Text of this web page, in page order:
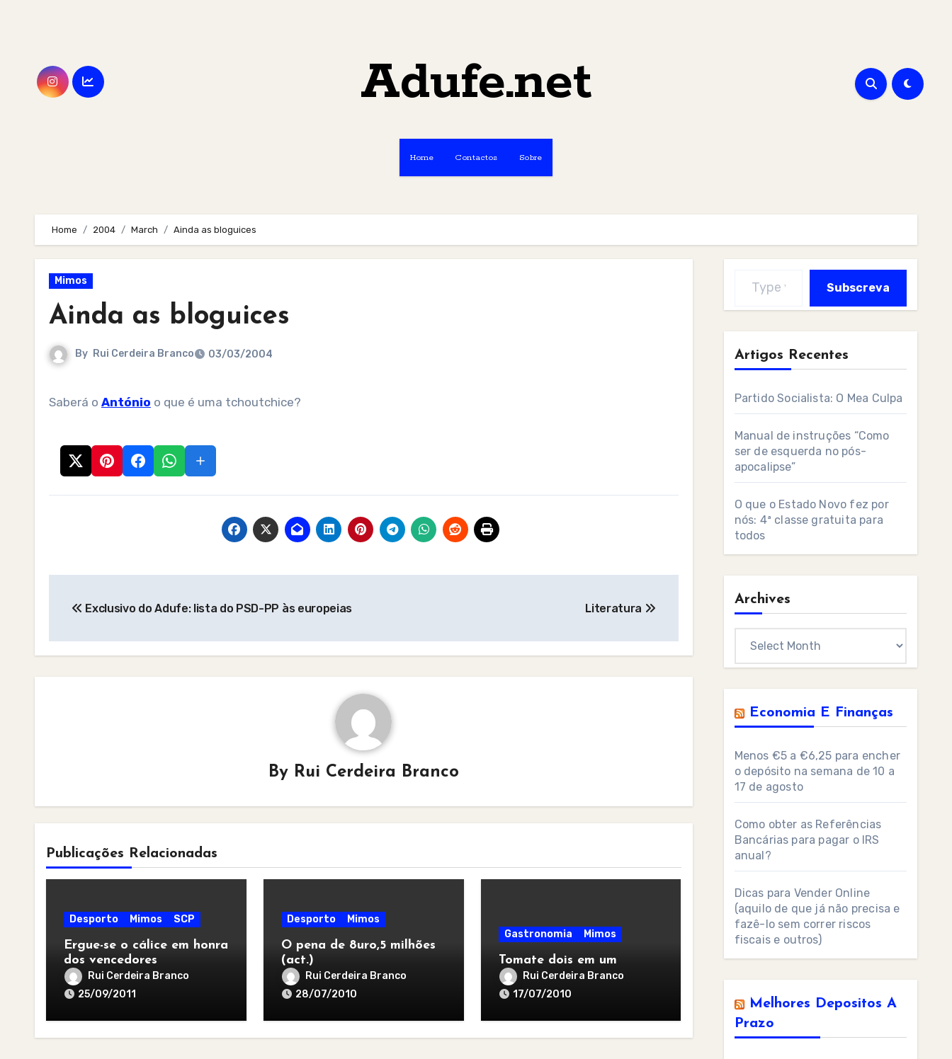
Adufe.net
Home Contactos Sobre
Home 2004 March Ainda as bloguices
Mimos
Ainda as bloguices
By Rui Cerdeira Branco 03/03/2004
Saberá o António o que é uma tchoutchice?
navigation
Exclusivo do Adufe: lista do PSD-PP às europeias Literatura
By Rui Cerdeira Branco
Publicações Relacionadas
Desporto Mimos SCP
Ergue-se o cálice em honra
dos vencedores
Rui Cerdeira Branco
25/09/2011
Desporto Mimos
O pena de 8uro,5 milhões
(act.)
Rui Cerdeira Branco
28/07/2010
Gastronomia Mimos
Tomate dois em um
Rui Cerdeira Branco
17/07/2010
Subscreva
Artigos Recentes
Partido Socialista: O Mea Culpa
Manual de instruções “Como
ser de esquerda no pós-
apocalipse”
O que o Estado Novo fez por
nós: 4ª classe gratuita para
todos
Archives
Economia E Finanças
Menos €5 a €6,25 para encher
o depósito na semana de 10 a
17 de agosto
Como obter as Referências
Bancárias para pagar o IRS
anual?
Dicas para Vender Online
(aquilo de que já não precisa e
fazê-lo sem correr riscos
fiscais e outros)
Melhores Depositos A
Prazo